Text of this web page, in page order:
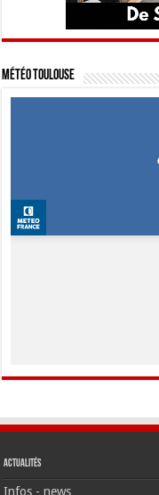
Météo Toulouse
Actualités
Infos - news